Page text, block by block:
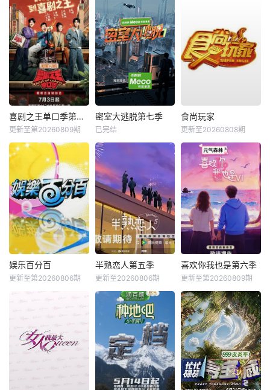
喜剧之王单口季第三季
更新至第20260809期
密室大逃脱第七季
已完结
食尚玩家
更新至20260808期
娱乐百分百
更新至第20260806期
半熟恋人第五季
更新至20260806期
喜欢你我也是第六季
更新至第20260809期